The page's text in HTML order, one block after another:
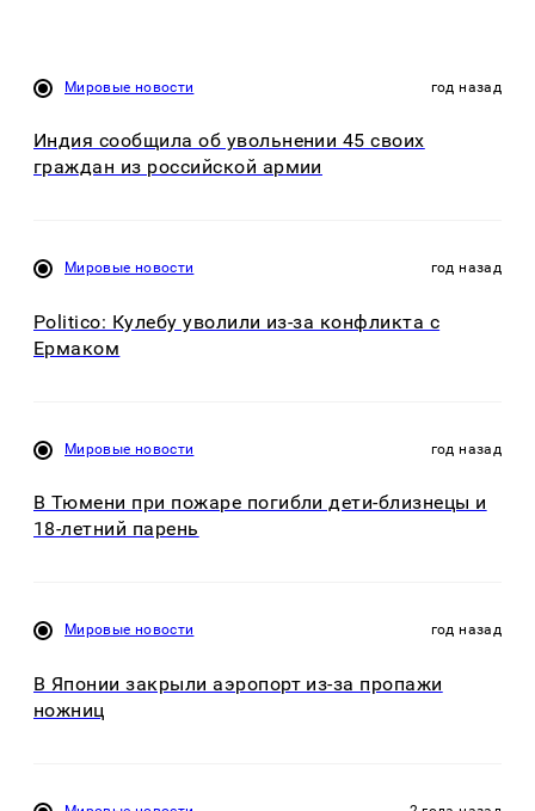
Мировые новости год назад
Индия сообщила об увольнении 45 своих
граждан из российской армии
Мировые новости год назад
Politico: Кулебу уволили из-за конфликта с
Ермаком
Мировые новости год назад
В Тюмени при пожаре погибли дети-близнецы и
18-летний парень
Мировые новости год назад
В Японии закрыли аэропорт из-за пропажи
ножниц